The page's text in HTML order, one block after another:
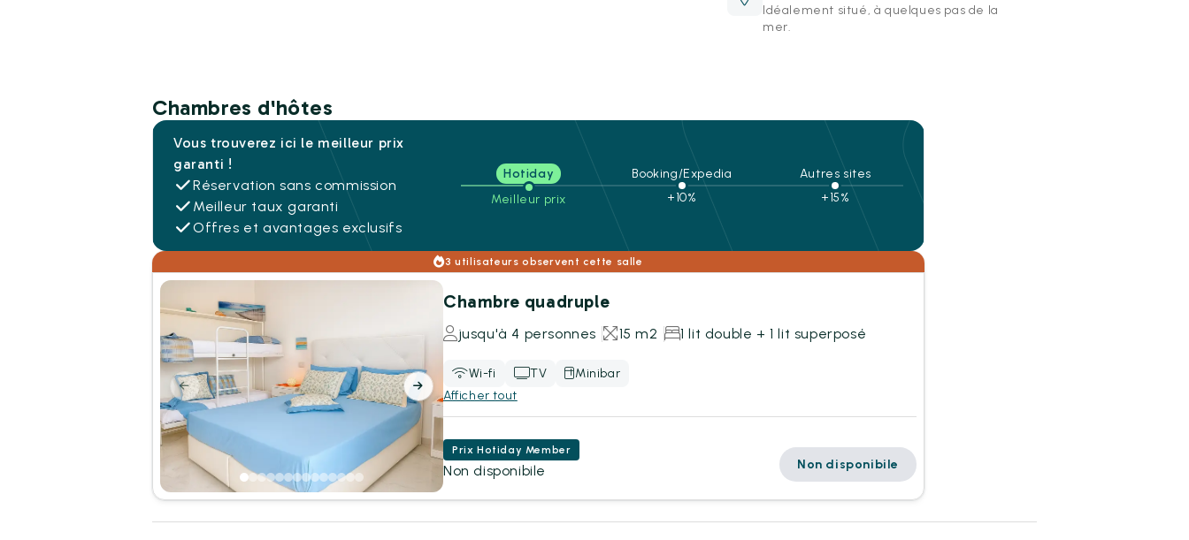
Idéalement situé, à quelques pas de la
mer.
Chambres d'hôtes
Vous trouverez ici le meilleur prix
garanti !
Réservation sans commission
Meilleur taux garanti
Offres et avantages exclusifs
Hotiday
Meilleur prix
Booking/Expedia
+10%
Autres sites
+15%
3 utilisateurs observent cette salle
Chambre quadruple
jusqu'à 4 personnes 15 m2 1 lit double + 1 lit superposé
Wi-fi TV
Minibar
Afficher tout
Prix Hotiday Member
Non disponibile Non disponibile